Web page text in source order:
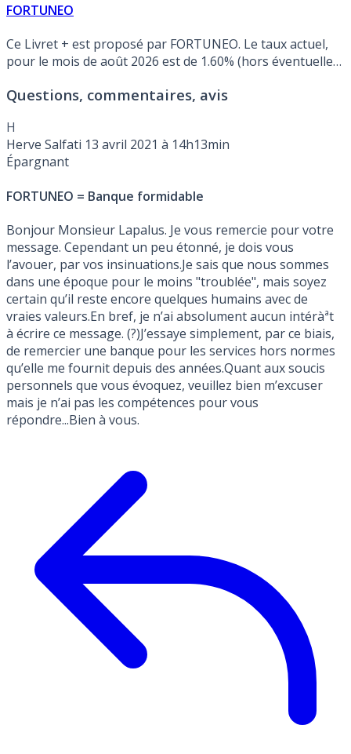
FORTUNEO
Ce Livret + est proposé par FORTUNEO. Le taux actuel,
pour le mois de août 2026 est de 1.60% (hors éventuelle
Questions, commentaires, avis
H
Herve Salfati 13 avril 2021 à 14h13min
Épargnant
FORTUNEO = Banque formidable
Bonjour Monsieur Lapalus. Je vous remercie pour votre
message. Cependant un peu étonné, je dois vous
l’avouer, par vos insinuations.Je sais que nous sommes
dans une époque pour le moins "troublée", mais soyez
certain qu’il reste encore quelques humains avec de
vraies valeurs.En bref, je n’ai absolument aucun intéràªt
à écrire ce message. (?)J’essaye simplement, par ce biais,
de remercier une banque pour les services hors normes
qu’elle me fournit depuis des années.Quant aux soucis
personnels que vous évoquez, veuillez bien m’excuser
mais je n’ai pas les compétences pour vous
répondre...Bien à vous.